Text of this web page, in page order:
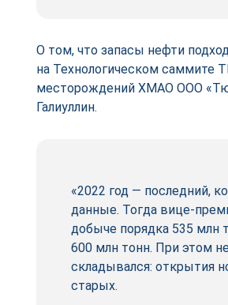
О том, что запасы нефти
на Технологическом саммите
месторождений ХМАО ООО
Галиуллин.
«2022 год — последний,
данные. Тогда вице-
добыче порядка 535 млн
600 млн тонн. При этом
складывался: открытия
старых.